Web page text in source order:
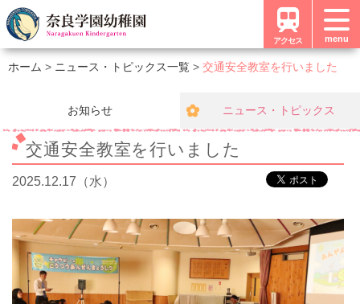
アクセス menu
ホーム ニュース・トピックス一覧 交通安全教室を行いました
お知らせ ニュース・トピックス
交通安全教室を行いました
2025.12.17（水）